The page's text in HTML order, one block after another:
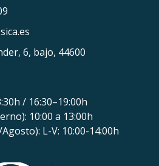
6, bajo, 44600
/ 16:30–19:00h
10:00 a 13:00h
L-V: 10:00-14:00h